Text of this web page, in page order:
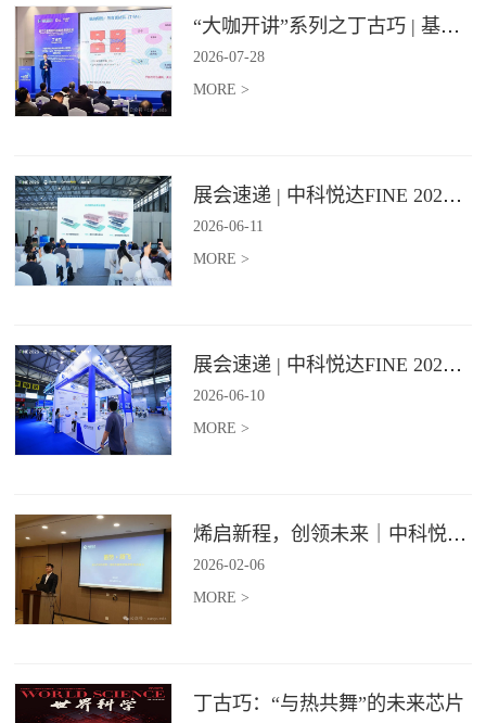
“大咖开讲”系列之丁古巧 | 基于石墨烯材料的纵向导热技术报告
2026-07-28
MORE >
展会速递 | 中科悦达FINE 2026 Day2精彩继续
2026-06-11
MORE >
展会速递 | 中科悦达FINE 2026 Day1精彩呈现
2026-06-10
MORE >
烯启新程，创领未来｜中科悦达2025年度总结表彰大会圆满召开！
2026-02-06
MORE >
丁古巧：“与热共舞”的未来芯片